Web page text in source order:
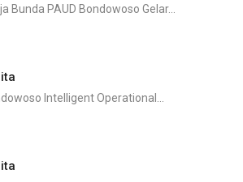
Bunda PAUD Bondowoso Gelar...
Intelligent Operational...